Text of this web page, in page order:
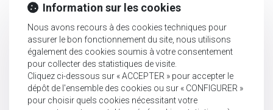
Information sur les cookies
Nous avons recours à des cookies techniques pour
assurer le bon fonctionnement du site, nous utilisons
également des cookies soumis à votre consentement
pour collecter des statistiques de visite.
Cliquez ci-dessous sur « ACCEPTER » pour accepter le
dépôt de l'ensemble des cookies ou sur « CONFIGURER »
pour choisir quels cookies nécessitant votre